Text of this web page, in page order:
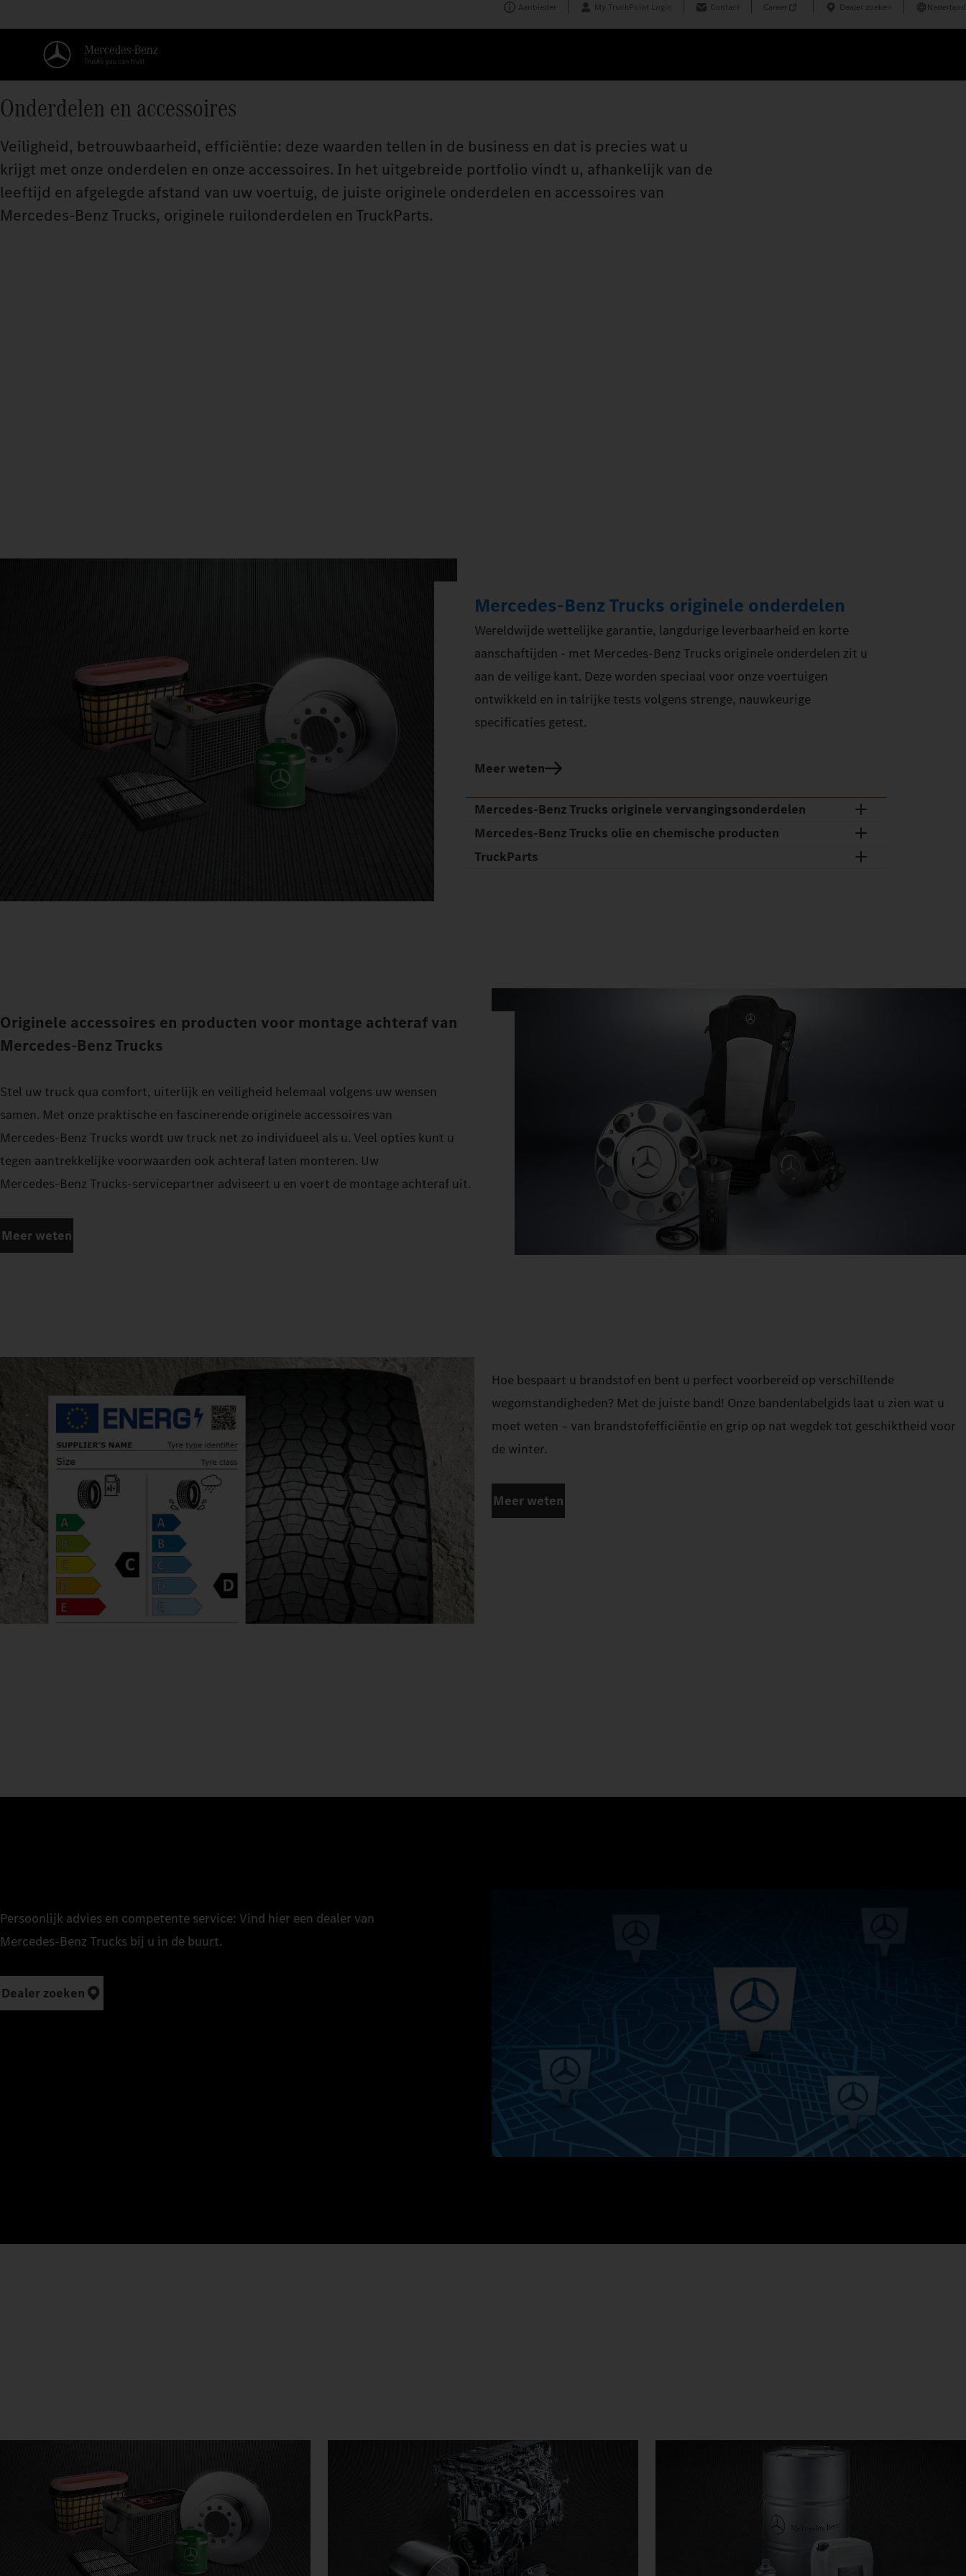
Aanbieder My TruckPoint Login Contact Career Dealer zoeken Nederland
Onderdelen en accessoires
Veiligheid, betrouwbaarheid, efficiëntie: deze waarden tellen in de business en dat is precies wat u
krijgt met onze onderdelen en onze accessoires. In het uitgebreide portfolio vindt u, afhankelijk van de
leeftijd en afgelegde afstand van uw voertuig, de juiste originele onderdelen en accessoires van
Mercedes‑Benz Trucks, originele ruilonderdelen en TruckParts.
Mercedes‑Benz Trucks originele onderdelen
Wereldwijde wettelijke garantie, langdurige leverbaarheid en korte
aanschaftijden - met Mercedes‑Benz Trucks originele onderdelen zit u
aan de veilige kant. Deze worden speciaal voor onze voertuigen
ontwikkeld en in talrijke tests volgens strenge, nauwkeurige
specificaties getest.
Meer weten
Mercedes‑Benz Trucks originele vervangingsonderdelen
Mercedes‑Benz Trucks olie en chemische producten
TruckParts
Originele accessoires en producten voor montage achteraf van
Mercedes‑Benz Trucks
Stel uw truck qua comfort, uiterlijk en veiligheid helemaal volgens uw wensen
samen. Met onze praktische en fascinerende originele accessoires van
Mercedes‑Benz Trucks wordt uw truck net zo individueel als u. Veel opties kunt u
tegen aantrekkelijke voorwaarden ook achteraf laten monteren. Uw
Mercedes‑Benz Trucks-servicepartner adviseert u en voert de montage achteraf uit.
Meer weten
Hoe bespaart u brandstof en bent u perfect voorbereid op verschillende
wegomstandigheden? Met de juiste band! Onze bandenlabelgids laat u zien wat u
moet weten – van brandstofefficiëntie en grip op nat wegdek tot geschiktheid voor
de winter.
Meer weten
Persoonlijk advies en competente service: Vind hier een dealer van
Mercedes‑Benz Trucks bij u in de buurt.
Dealer zoeken